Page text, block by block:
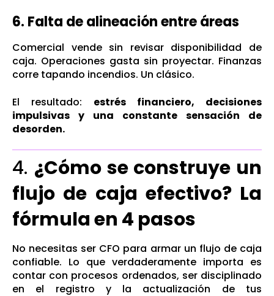
6. Falta de alineación entre áreas
Comercial vende sin revisar disponibilidad de
caja. Operaciones gasta sin proyectar. Finanzas
corre tapando incendios. Un clásico.
El resultado: estrés financiero, decisiones
impulsivas y una constante sensación de
desorden.
4. ¿Cómo se construye un
flujo de caja efectivo? La
fórmula en 4 pasos
No necesitas ser CFO para armar un flujo de caja
confiable. Lo que verdaderamente importa es
contar con procesos ordenados, ser disciplinado
en el registro y la actualización de tus